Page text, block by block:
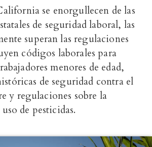
se enorgullecen de las
de seguridad laboral, las
superan las regulaciones
códigos laborales para
menores de edad,
de seguridad contra el
y regulaciones sobre la
de pesticidas.